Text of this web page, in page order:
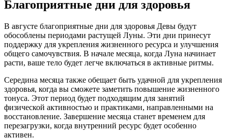
Благоприятные дни для здоровья
В августе благоприятные дни для здоровья Девы будут
обособлены периодами растущей Луны. Эти дни принесут
поддержку для укрепления жизненного ресурса и улучшения
общего самочувствия. В начале месяца, когда Луна начинает
расти, ваше тело будет легче включаться в активные ритмы.
Середина месяца также обещает быть удачной для укрепления
здоровья, когда вы сможете заметить повышение жизненного
тонуса. Этот период будет подходящим для занятий
физической активностью и практиками, направленными на
восстановление. Завершение месяца станет временем для
перезагрузки, когда внутренний ресурс будет особенно
активен.